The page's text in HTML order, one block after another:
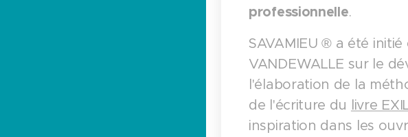
professionnelle.
SAVAMIEU ® a été
VANDEWALLE sur le
l'élaboration de la
de l'écriture du livre
inspiration dans les